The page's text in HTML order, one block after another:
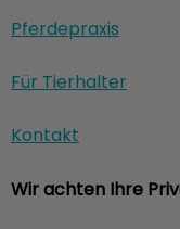
Pferdepraxis
Für Tierhalter
Kontakt
Wir achten Ihre